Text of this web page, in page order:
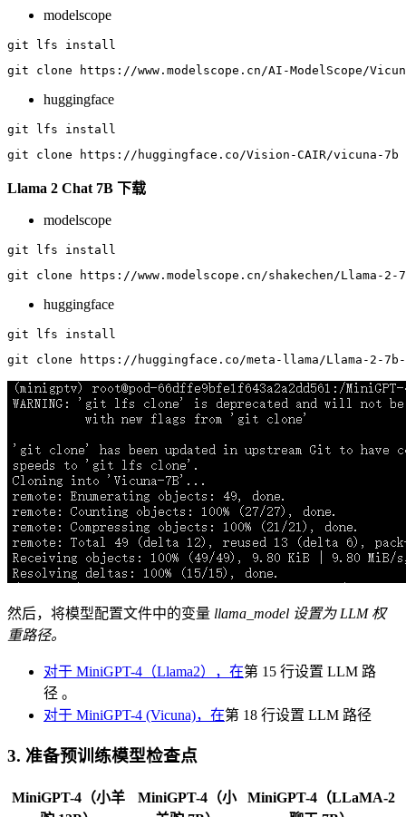
modelscope
git
git
huggingface
git
git
Llama 2 Chat 7B 下载
modelscope
git
git
huggingface
git
git
然后，将模型配置文件中的变量 llama_model 设置为 LLM 权
重路径。
对于 MiniGPT-4（Llama2），在第 15 行设置 LLM 路
径 。
对于 MiniGPT-4 (Vicuna)，在第 18 行设置 LLM 路径
3. 准备预训练模型检查点
MiniGPT-4（小羊
MiniGPT-4（小
MiniGPT-4（LLaMA-2